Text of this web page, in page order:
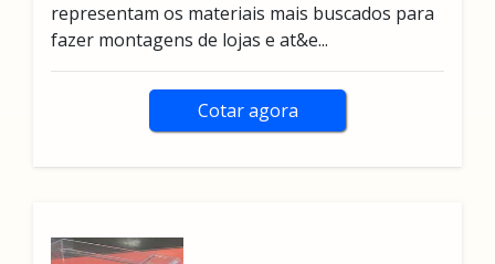
representam os materiais mais buscados para
fazer montagens de lojas e at&e...
Cotar agora